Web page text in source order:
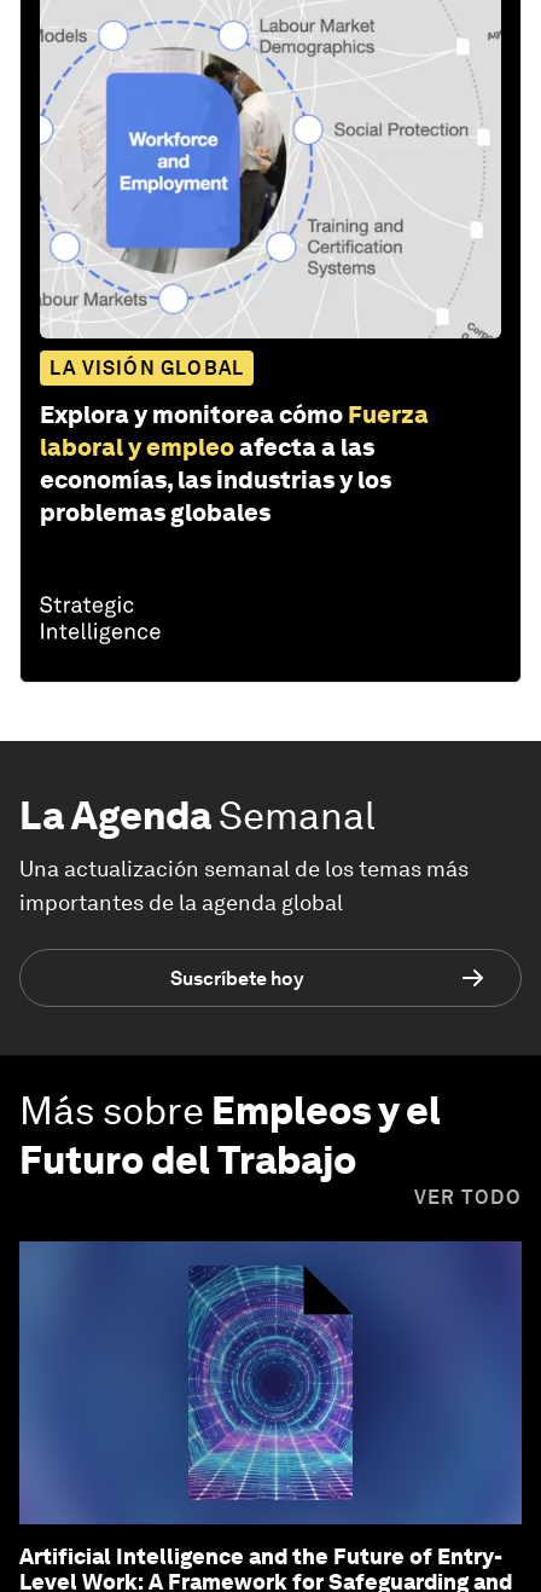
LA VISIÓN GLOBAL
Explora y monitorea cómo Fuerza
laboral y empleoafecta a las
economías, las industrias y los
problemas globales
La AgendaSemanal
Una actualización semanal de los temas más
importantes de la agenda global
Suscríbete hoy
Más sobre Empleos y el
Futuro del Trabajo
VER TODO
Artificial Intelligence and the Future of Entry-
Level Work: A Framework for Safeguarding and